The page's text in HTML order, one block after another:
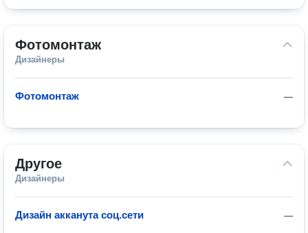
Фотомонтаж
Дизайнеры
—
Фотомонтаж
Другое
Дизайнеры
—
Дизайн акканута соц.сети